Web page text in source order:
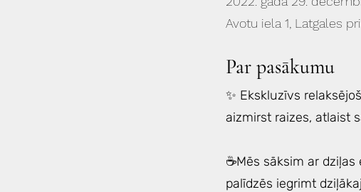
Avotu iela 1, Latgales
Par pasākumu
✨ Ekskluzīvs
aizmirst raizes, atlaist
☕️Mēs sāksim ar
palīdzēs iegrimt